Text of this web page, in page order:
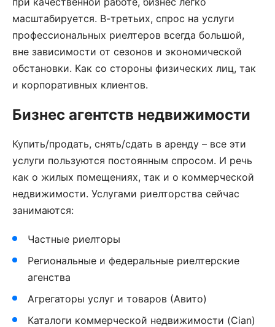
масштабируется. В-третьих, спрос на услуги
профессиональных риелтеров всегда большой,
вне зависимости от сезонов и экономической
обстановки. Как со стороны физических лиц, так
и корпоративных клиентов.
Бизнес агентств недвижимости
Купить/продать, снять/сдать в аренду – все эти
услуги пользуются постоянным спросом. И речь
как о жилых помещениях, так и о коммерческой
недвижимости. Услугами риелторства сейчас
занимаются:
Частные риелторы
Региональные и федеральные риелтерские
агенства
Агрегаторы услуг и товаров (Авито)
Каталоги коммерческой недвижимости (Cian)